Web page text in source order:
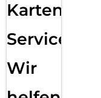
Karten
Service:
Wir